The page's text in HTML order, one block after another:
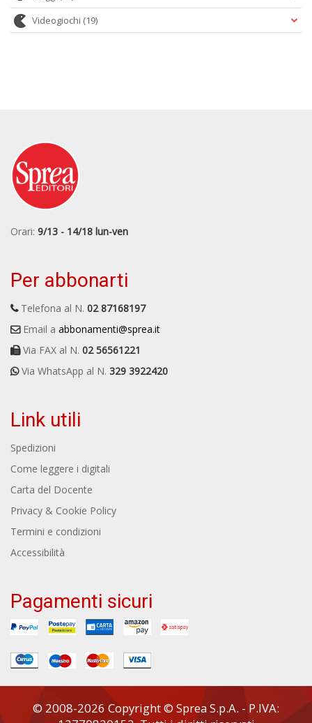
Videogiochi (19)
Orari: 9/13 - 14/18 lun-ven
Per abbonarti
Telefona al N. 02 87168197
Email a abbonamenti@sprea.it
Via FAX al N. 02 56561221
Via WhatsApp al N. 329 3922420
Link utili
Spedizioni
Come leggere i digitali
Carta del Docente
Privacy & Cookie Policy
Termini e condizioni
Accessibilità
Pagamenti sicuri
© 2008-2026 Copyright © Sprea S.p.A. - P.IVA: